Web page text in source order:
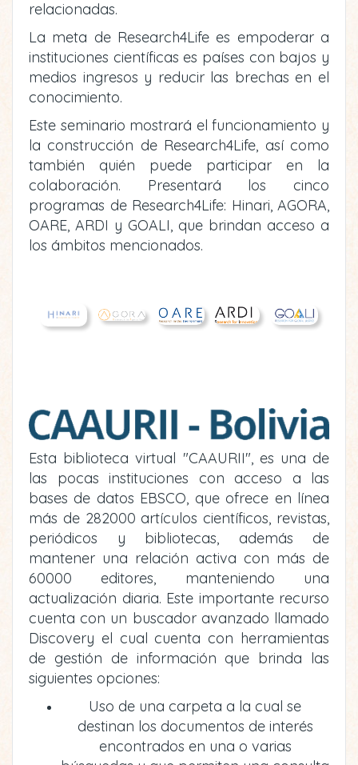
relacionadas.
La meta de Research4Life es empoderar a
instituciones científicas es países con bajos y
medios ingresos y reducir las brechas en el
conocimiento.
Este seminario mostrará el funcionamiento y
la construcción de Research4Life, así como
también quién puede participar en la
colaboración. Presentará los cinco
programas de Research4Life: Hinari, AGORA,
OARE, ARDI y GOALI, que brindan acceso a
los ámbitos mencionados.
Esta biblioteca virtual "CAAURII", es una de
las pocas instituciones con acceso a las
bases de datos EBSCO, que ofrece en línea
más de 282000 artículos científicos, revistas,
periódicos y bibliotecas, además de
mantener una relación activa con más de
60000 editores, manteniendo una
actualización diaria. Este importante recurso
cuenta con un buscador avanzado llamado
Discovery el cual cuenta con herramientas
de gestión de información que brinda las
siguientes opciones:
Uso de una carpeta a la cual se
destinan los documentos de interés
encontrados en una o varias